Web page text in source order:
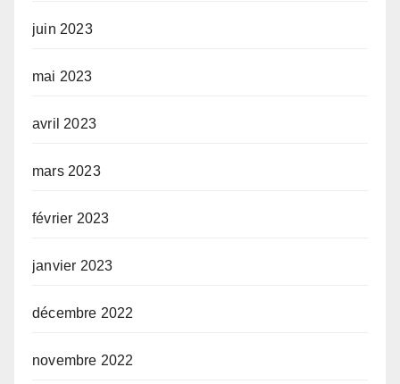
juin 2023
mai 2023
avril 2023
mars 2023
février 2023
janvier 2023
décembre 2022
novembre 2022